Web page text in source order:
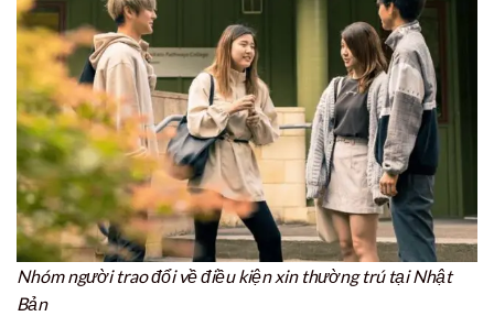
Nhóm người trao đổi về điều kiện xin thường trú tại Nhật
Bản